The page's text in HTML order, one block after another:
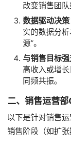
改变销售团
数据驱动决策
实的数据分
源”。
与销售目标
高收入或增
同频共振。
二、销售运营部
以下是针对销售
销售阶段（如扩张